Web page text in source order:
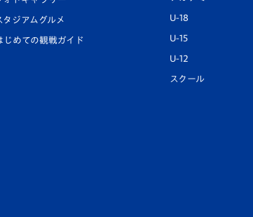
タジアムグルメ
じめての観戦ガイド
U-18
U-15
U-12
スクール